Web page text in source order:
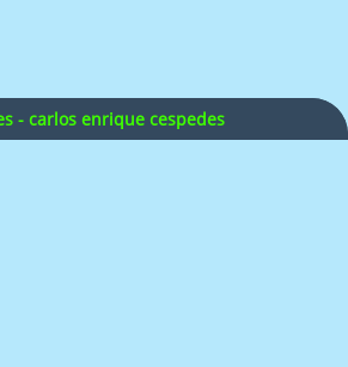
- carlos enrique cespedes